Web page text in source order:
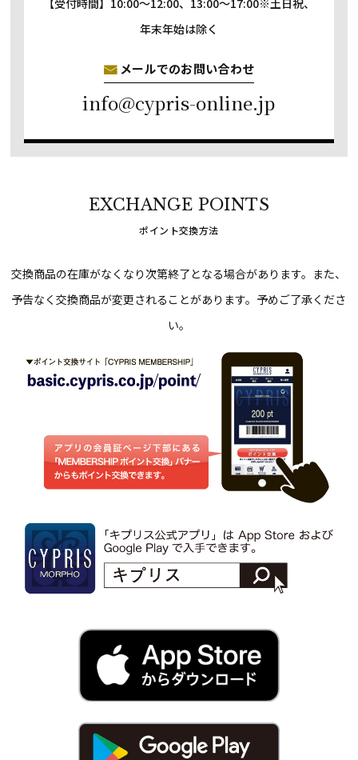
年末年始は除く
メールでのお問い合わせ
info@cypris-online.jp
EXCHANGE POINTS
ポイント交換方法
交換商品の在庫がなくなり次第終了となる場合があります。 また、
予告なく交換商品が変更されることがあります。予めご了承くださ
い。